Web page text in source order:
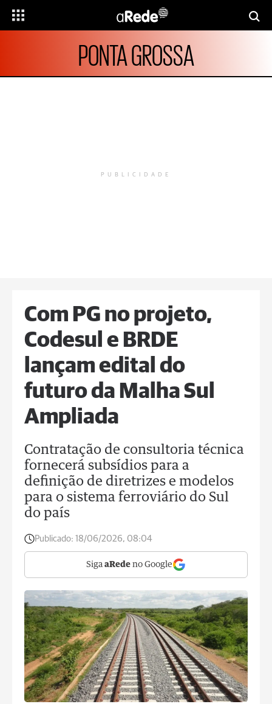
PONTA GROSSA
PUBLICIDADE
Com PG no projeto,
Codesul e BRDE
lançam edital do
futuro da Malha Sul
Ampliada
Contratação de consultoria técnica
fornecerá subsídios para a
definição de diretrizes e modelos
para o sistema ferroviário do Sul
do país
Publicado: 18/06/2026, 08:04
Siga aRede no Google